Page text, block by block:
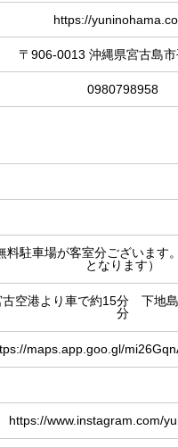
https://
〒906-0013 沖縄県宮古島市
0980798958
料駐車場が客室分ございます
となります）
古空港より車で約15分 下地
分
maps.app.goo.gl/
https://www.instagram.com/